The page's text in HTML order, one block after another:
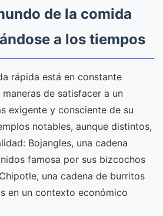
de la comida
a los tiempos
rápida está en constante
de satisfacer a un
exigente y consciente de su
notables, aunque distintos,
Bojangles, una cadena
famosa por sus bizcochos
una cadena de burritos
en un contexto económico